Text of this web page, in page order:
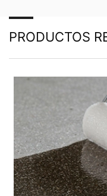
PRODUCTOS
se corrijan, bloqueen